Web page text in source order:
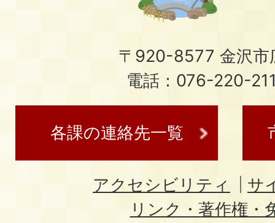
〒920-8577 金沢市
電話：076-220-
各課の連絡先一覧
アクセシビリティ
サ
リンク・著作権・